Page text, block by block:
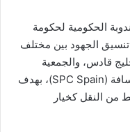
الحكومية لحكومة
الجهود بين مختلف
قادس، والجمعية
الإسبانية لترويج النقل البحري قصير المسافة (SPC Spain)، بهدف
من النقل كخيار